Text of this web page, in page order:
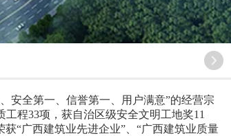
安全第一、信誉第一、用户满意”的经营宗
程33项，获自治区级安全文明工地奖11
“广西建筑业先进企业”、“广西建筑业质量